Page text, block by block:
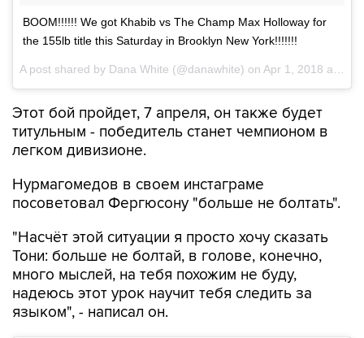
BOOM!!!!!! We got Khabib vs The Champ Max Holloway for
the 155lb title this Saturday in Brooklyn New York!!!!!!!
A post shared by Dana White (@danawhite) on Apr 1, 2018 at 3:48pm PDT
Этот бой пройдет, 7 апреля, он также будет
титульным - победитель станет чемпионом в
легком дивизионе.
Нурмагомедов в своем инстаграме
посоветовал Фергюсону "больше не болтать".
"Насчёт этой ситуации я просто хочу сказать
Тони: больше не болтай, в голове, конечно,
много мыслей, на тебя похожим не буду,
надеюсь этот урок научит тебя следить за
языком", - написал он.